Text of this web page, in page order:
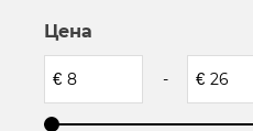
Цена
€ - €